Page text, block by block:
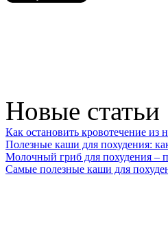
Новые статьи
Как остановить кровотечение из
Полезные каши для похудения:
Молочный гриб для похудения –
Самые полезные каши для